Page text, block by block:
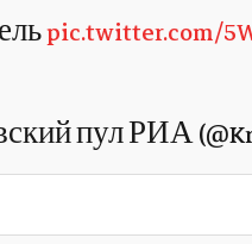
pic.twitter.com/